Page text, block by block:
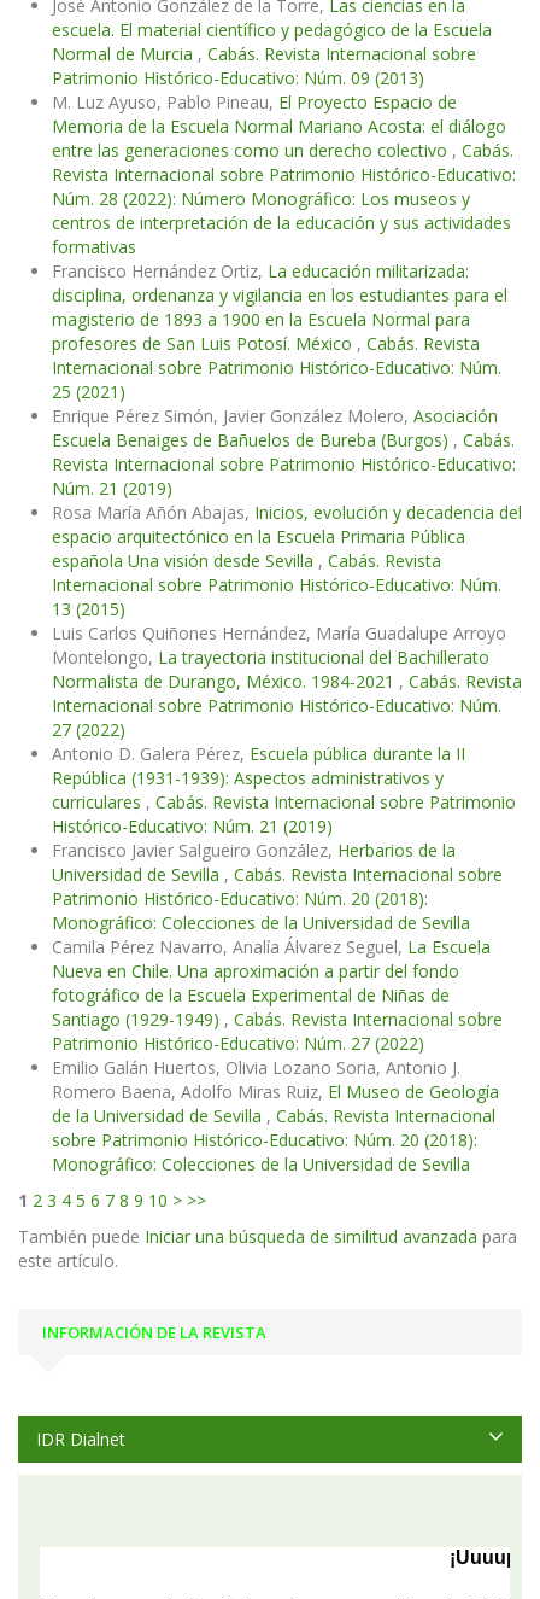
José Antonio González de la Torre, Las ciencias en la
escuela. El material científico y pedagógico de la Escuela
Normal de Murcia , Cabás. Revista Internacional sobre
Patrimonio Histórico-Educativo: Núm. 09 (2013)
M. Luz Ayuso, Pablo Pineau, El Proyecto Espacio de
Memoria de la Escuela Normal Mariano Acosta: el diálogo
entre las generaciones como un derecho colectivo , Cabás.
Revista Internacional sobre Patrimonio Histórico-Educativo:
Núm. 28 (2022): Número Monográfico: Los museos y
centros de interpretación de la educación y sus actividades
formativas
Francisco Hernández Ortiz, La educación militarizada:
disciplina, ordenanza y vigilancia en los estudiantes para el
magisterio de 1893 a 1900 en la Escuela Normal para
profesores de San Luis Potosí. México , Cabás. Revista
Internacional sobre Patrimonio Histórico-Educativo: Núm.
25 (2021)
Enrique Pérez Simón, Javier González Molero, Asociación
Escuela Benaiges de Bañuelos de Bureba (Burgos) , Cabás.
Revista Internacional sobre Patrimonio Histórico-Educativo:
Núm. 21 (2019)
Rosa María Añón Abajas, Inicios, evolución y decadencia del
espacio arquitectónico en la Escuela Primaria Pública
española Una visión desde Sevilla , Cabás. Revista
Internacional sobre Patrimonio Histórico-Educativo: Núm.
13 (2015)
Luis Carlos Quiñones Hernández, María Guadalupe Arroyo
Montelongo, La trayectoria institucional del Bachillerato
Normalista de Durango, México. 1984-2021 , Cabás. Revista
Internacional sobre Patrimonio Histórico-Educativo: Núm.
27 (2022)
Antonio D. Galera Pérez, Escuela pública durante la II
República (1931-1939): Aspectos administrativos y
curriculares , Cabás. Revista Internacional sobre Patrimonio
Histórico-Educativo: Núm. 21 (2019)
Francisco Javier Salgueiro González, Herbarios de la
Universidad de Sevilla , Cabás. Revista Internacional sobre
Patrimonio Histórico-Educativo: Núm. 20 (2018):
Monográfico: Colecciones de la Universidad de Sevilla
Camila Pérez Navarro, Analía Álvarez Seguel, La Escuela
Nueva en Chile. Una aproximación a partir del fondo
fotográfico de la Escuela Experimental de Niñas de
Santiago (1929-1949) , Cabás. Revista Internacional sobre
Patrimonio Histórico-Educativo: Núm. 27 (2022)
Emilio Galán Huertos, Olivia Lozano Soria, Antonio J.
Romero Baena, Adolfo Miras Ruiz, El Museo de Geología
de la Universidad de Sevilla , Cabás. Revista Internacional
sobre Patrimonio Histórico-Educativo: Núm. 20 (2018):
Monográfico: Colecciones de la Universidad de Sevilla
1 2 3 4 5 6 7 8 9 10 > >>
También puede Iniciar una búsqueda de similitud avanzada para
este artículo.
INFORMACIÓN DE LA REVISTA
IDR Dialnet